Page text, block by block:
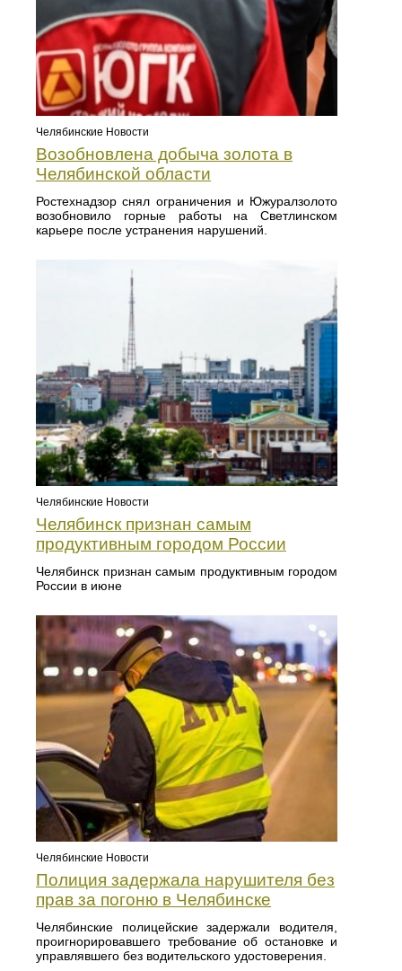
Челябинские Новости
Возобновлена добыча золота в
Челябинской области
Ростехнадзор снял ограничения и Южуралзолото
возобновило горные работы на Светлинском
карьере после устранения нарушений.
Челябинские Новости
Челябинск признан самым
продуктивным городом России
Челябинск признан самым продуктивным городом
России в июне
Челябинские Новости
Полиция задержала нарушителя без
прав за погоню в Челябинске
Челябинские полицейские задержали водителя,
проигнорировавшего требование об остановке и
управлявшего без водительского удостоверения.